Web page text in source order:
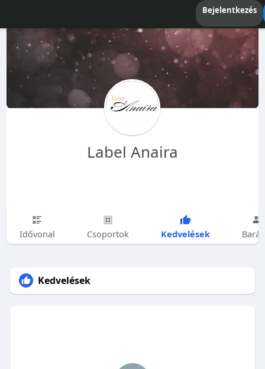
Bejelentkezés
Label Anaira
Idővonal Csoportok Kedvelések
Kedvelések